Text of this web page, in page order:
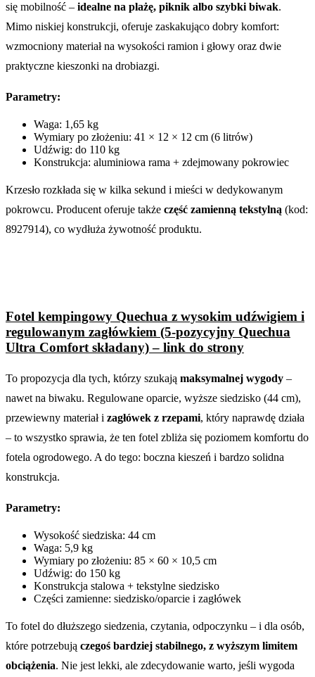
się mobilność – idealne na plażę, piknik albo szybki biwak.
Mimo niskiej konstrukcji, oferuje zaskakująco dobry komfort:
wzmocniony materiał na wysokości ramion i głowy oraz dwie
praktyczne kieszonki na drobiazgi.
Parametry:
Waga: 1,65 kg
Wymiary po złożeniu: 41 × 12 × 12 cm (6 litrów)
Udźwig: do 110 kg
Konstrukcja: aluminiowa rama + zdejmowany pokrowiec
Krzesło rozkłada się w kilka sekund i mieści w dedykowanym
pokrowcu. Producent oferuje także część zamienną tekstylną (kod:
8927914), co wydłuża żywotność produktu.
Fotel kempingowy Quechua z wysokim udźwigiem i
regulowanym zagłówkiem (5-pozycyjny Quechua
Ultra Comfort składany) – link do strony
To propozycja dla tych, którzy szukają maksymalnej wygody –
nawet na biwaku. Regulowane oparcie, wyższe siedzisko (44 cm),
przewiewny materiał i zagłówek z rzepami, który naprawdę działa
– to wszystko sprawia, że ten fotel zbliża się poziomem komfortu do
fotela ogrodowego. A do tego: boczna kieszeń i bardzo solidna
konstrukcja.
Parametry:
Wysokość siedziska: 44 cm
Waga: 5,9 kg
Wymiary po złożeniu: 85 × 60 × 10,5 cm
Udźwig: do 150 kg
Konstrukcja stalowa + tekstylne siedzisko
Części zamienne: siedzisko/oparcie i zagłówek
To fotel do dłuższego siedzenia, czytania, odpoczynku – i dla osób,
które potrzebują czegoś bardziej stabilnego, z wyższym limitem
obciążenia. Nie jest lekki, ale zdecydowanie warto, jeśli wygoda